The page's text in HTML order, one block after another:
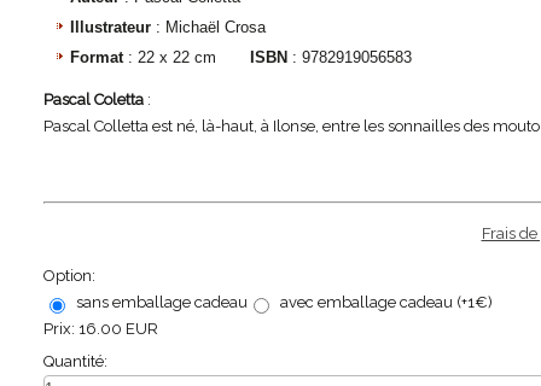
Illustrateur : Michaël Crosa
Format : 22 x 22 cm ISBN : 9782919056583
Pascal Coletta :
Pascal Colletta est né, là-haut, à Ilonse, entre les sonnailles des
Frais
Option:
sans emballage cadeau
avec emballage cadeau (+1€)
Prix: 16.00 EUR
Quantité: